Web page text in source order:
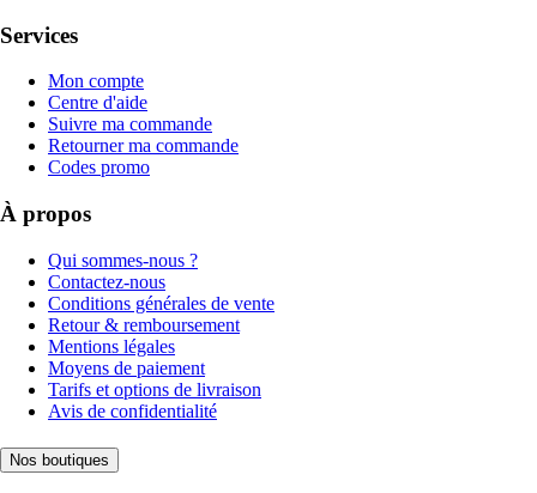
Services
Mon compte
Centre d'aide
Suivre ma commande
Retourner ma commande
Codes promo
À propos
Qui sommes-nous ?
Contactez-nous
Conditions générales de vente
Retour & remboursement
Mentions légales
Moyens de paiement
Tarifs et options de livraison
Avis de confidentialité
Nos boutiques